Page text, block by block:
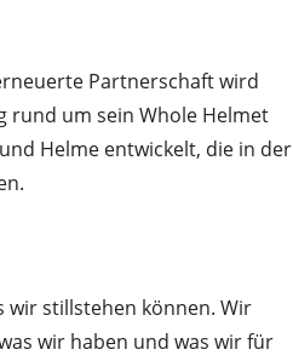
Partnerschaft wird
rund um sein Whole Helmet
Helme entwickelt, die in der
wir stillstehen können. Wir
wir haben und was wir für